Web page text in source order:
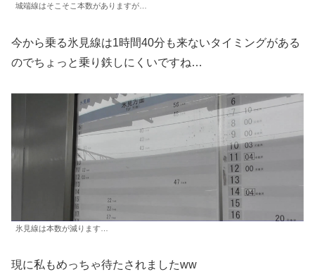
城端線はそこそこ本数がありますが…
今から乗る氷見線は1時間40分も来ないタイミングがある
のでちょっと乗り鉄しにくいですね…
氷見線は本数が減ります…
現に私もめっちゃ待たされましたww